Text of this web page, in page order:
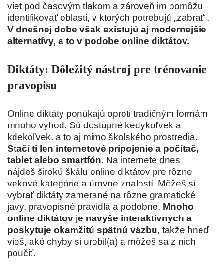
viet pod časovým tlakom a zároveň im pomôžu
identifikovať oblasti, v ktorých potrebujú „zabrať“.
V dnešnej dobe však existujú aj modernejšie
alternatívy, a to v podobe online diktátov.
Diktáty: Dôležitý nástroj pre trénovanie
pravopisu
Online diktáty ponúkajú oproti tradičným formám
mnoho výhod. Sú dostupné kedykoľvek a
kdekoľvek, a to aj mimo školského prostredia.
Stačí ti len internetové pripojenie a počítač,
tablet alebo smartfón. Na internete dnes
nájdeš širokú škálu online diktátov pre rôzne
vekové kategórie a úrovne znalostí. Môžeš si
vybrať diktáty zamerané na rôzne gramatické
javy, pravopisné pravidlá a podobne. Mnoho
online diktátov je navyše interaktívnych a
poskytuje okamžitú spätnú väzbu, takže hneď
vieš, aké chyby si urobil(a) a môžeš sa z nich
poučiť.